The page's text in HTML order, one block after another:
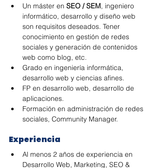
Un máster en SEO / SEM, ingeniero
informático, desarrollo y diseño web
son requisitos deseados. Tener
conocimiento en gestión de redes
sociales y generación de contenidos
web como blog, etc.
Grado en ingeniería informática,
desarrollo web y ciencias afines.
FP en desarrollo web, desarrollo de
aplicaciones.
Formación en administración de redes
sociales, Community Manager.
Experiencia
Al menos 2 años de experiencia en
Desarrollo Web, Marketing, SEO &